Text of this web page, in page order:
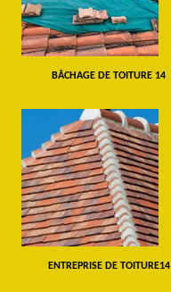
BÂCHAGE DE TOITURE 14
ENTREPRISE DE TOITURE14